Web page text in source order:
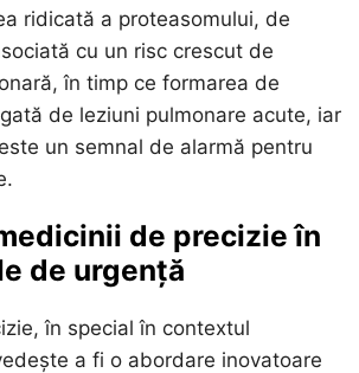
ridicată a proteasomului, de
cu un risc crescut de
în timp ce formarea de
de leziuni pulmonare acute, iar
un semnal de alarmă pentru
de precizie în
de urgență
în special în contextul
a fi o abordare inovatoare